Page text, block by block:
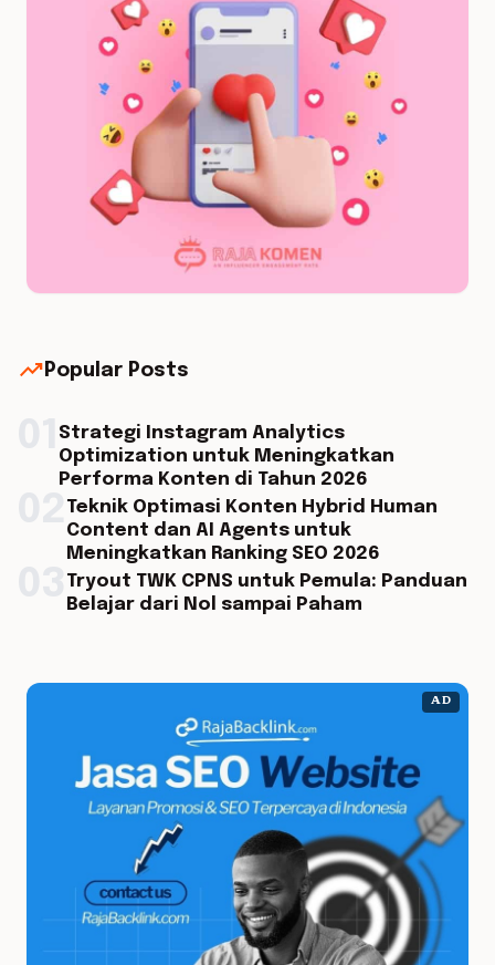
trending_up Popular Posts
Strategi Instagram Analytics
Optimization untuk Meningkatkan
Performa Konten di Tahun 2026
Teknik Optimasi Konten Hybrid Human
Content dan AI Agents untuk
Meningkatkan Ranking SEO 2026
Tryout TWK CPNS untuk Pemula: Panduan
Belajar dari Nol sampai Paham
AD